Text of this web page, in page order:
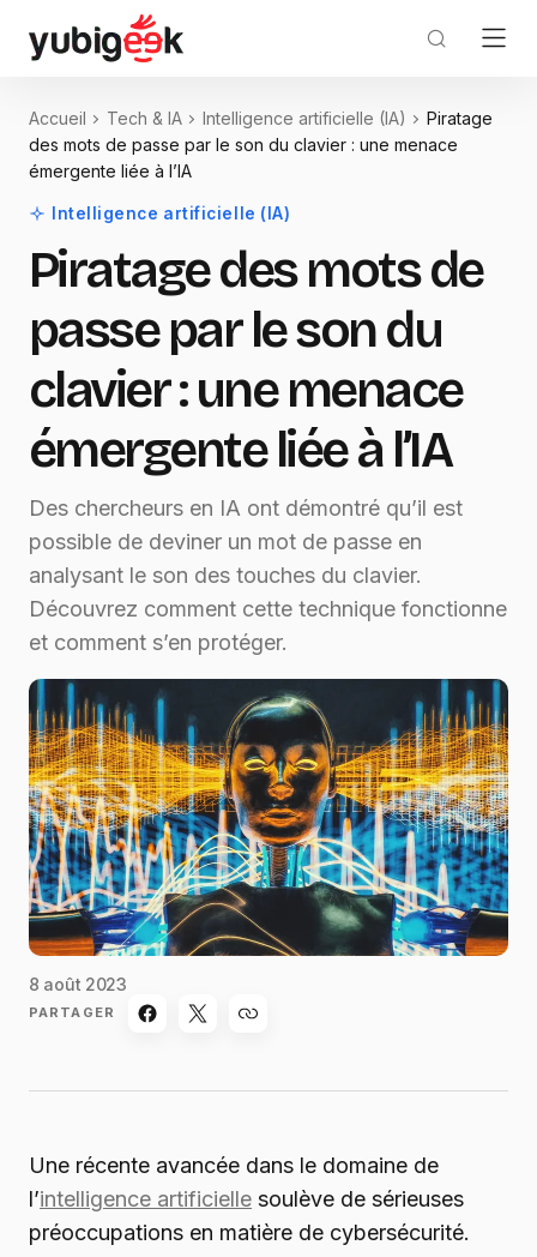
Accueil Tech & IA Intelligence artificielle (IA)
Piratage
des mots de passe par le son du clavier : une menace
émergente liée à l’IA
Intelligence artificielle (IA)
Piratage des mots de
passe par le son du
clavier : une menace
émergente liée à l’IA
Des chercheurs en IA ont démontré qu’il est
possible de deviner un mot de passe en
analysant le son des touches du clavier.
Découvrez comment cette technique fonctionne
et comment s’en protéger.
8 août 2023
PARTAGER
Une récente avancée dans le domaine de
l’intelligence artificielle soulève de sérieuses
préoccupations en matière de cybersécurité.